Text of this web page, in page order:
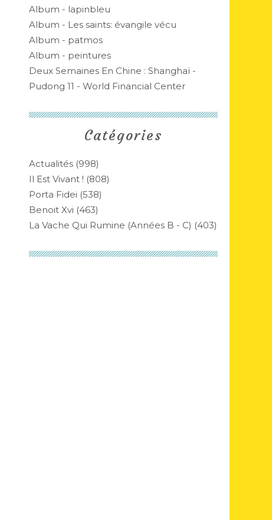
Catégories
Actualités (998)
Il Est Vivant ! (808)
Porta Fidei (538)
Benoit Xvi (463)
La Vache Qui Rumine (années B - C) (403)
Album - lapinbleu
Album - Les saints: évangile vécu
Album - patmos
Album - peintures
Deux Semaines En Chine : Shanghaï -
Pudong 11 - World Financial Center